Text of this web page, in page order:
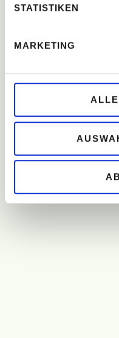
STATISTIKEN
MARKETING